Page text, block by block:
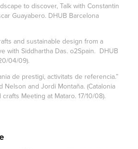
to discover, Talk with Constantin
Guayabero. DHUB Barcelona
and sustainable design from a
with Siddhartha Das. o2Spain. DHUB
04/09).
de prestigi, activitats de referencia.”
Nelson and Jordi Montaña. (Catalonia
Meeting at Mataro. 17/10/08).